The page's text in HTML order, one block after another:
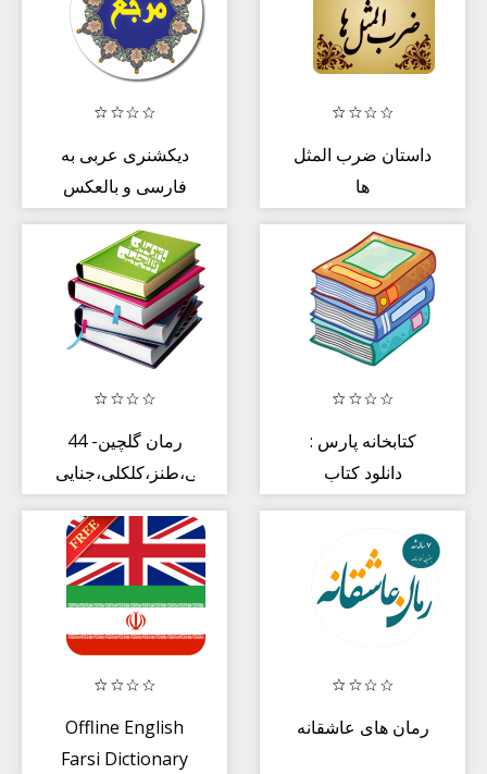
دیکشنری عربی به
فارسی و بالعکس
داستان ضرب المثل
ها
44 رمان گلچین-
عاشقانه،پلیسی،طنز،کلکلی،جنایی،roman
کتابخانه پارس :
دانلود کتاب
Offline English
Farsi Dictionary
رمان های عاشقانه